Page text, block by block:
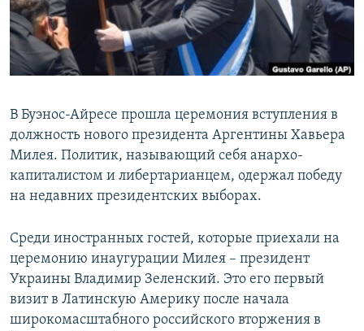
СОЦИАЛЬНЫЕ СЕТИ
Все сайты РСЕ/РС
В Буэнос-Айресе прошла церемония вступления в
должность нового президента Аргентины Хавьера
Милея. Политик, называющий себя анархо-
капиталистом и либертарианцем, одержал победу
на недавних президентских выборах.
Среди иностранных гостей, которые приехали на
церемонию инаугурации Милея – президент
Украины Владимир Зеленский. Это его первый
визит в Латинскую Америку после начала
широкомасштабного российского вторжения в